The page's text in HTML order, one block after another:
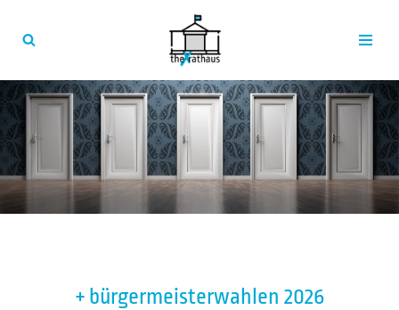
Zum
springen
+ bürgermeisterwahlen 2026